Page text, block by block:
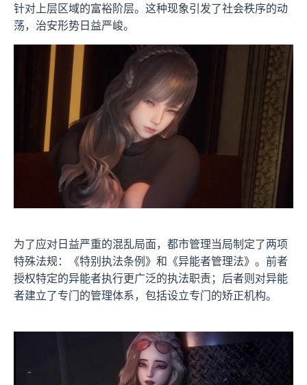
针对上层区域的富裕阶层。这种现象引发了社会秩序的动
荡，治安形势日益严峻。
为了应对日益严重的混乱局面，都市管理当局制定了两项
特殊法规：《特别执法条例》和《异能者管理法》。前者
授权特定的异能者执行更广泛的执法职责；后者则对异能
者建立了专门的管理体系，包括设立专门的矫正机构。